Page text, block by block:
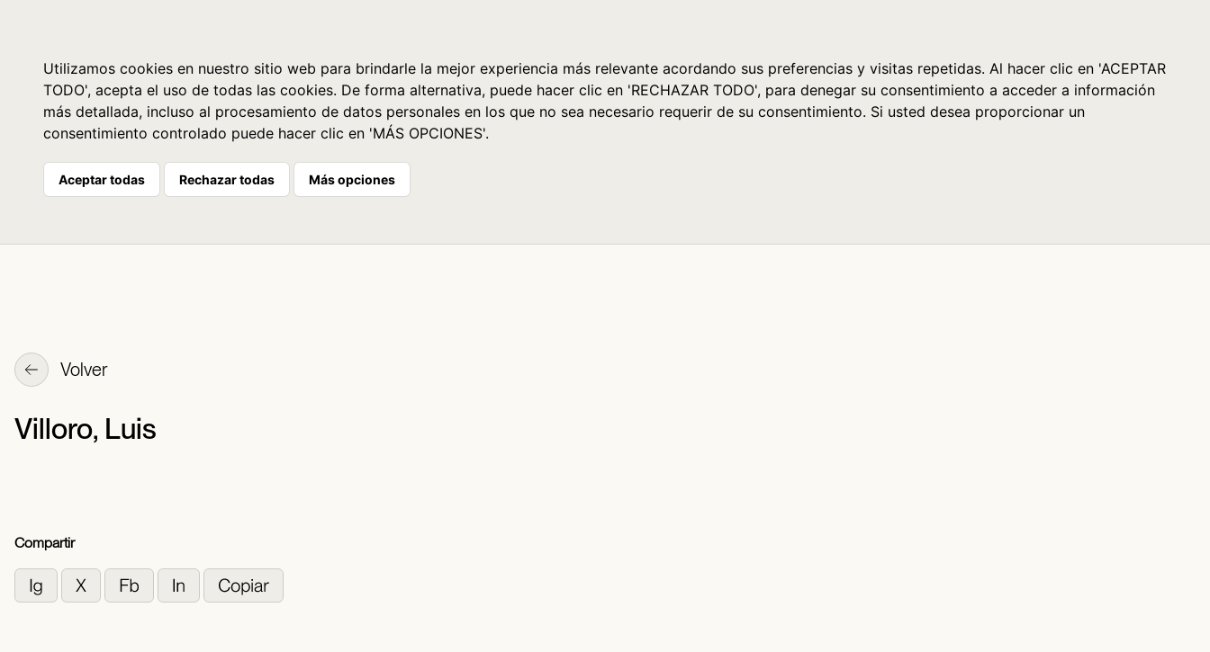
Utilizamos cookies en nuestro sitio web para brindarle la mejor experiencia más relevante acordando sus preferencias y visitas repetidas. Al hacer clic en 'ACEPTAR
TODO', acepta el uso de todas las cookies. De forma alternativa, puede hacer clic en 'RECHAZAR TODO', para denegar su consentimiento a acceder a información
más detallada, incluso al procesamiento de datos personales en los que no sea necesario requerir de su consentimiento. Si usted desea proporcionar un
consentimiento controlado puede hacer clic en 'MÁS OPCIONES'.
Aceptar todas Rechazar todas Más opciones
Volver
Villoro, Luis
Compartir